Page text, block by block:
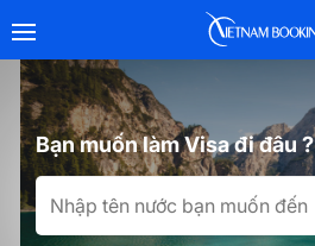
Bạn muốn làm Visa đi đâu ?